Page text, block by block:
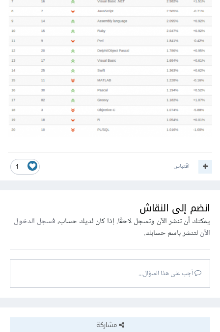
1 اقتباس
انضم إلى النقاش
يمكنك أن تنشر الآن وتسجل لاحقًا. إذا كان لديك حساب،فسجل الدخول
الآنلتنشر باسم حسابك.
أجب على هذا السؤال...
مشاركة